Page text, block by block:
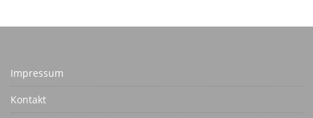
Impressum
Kontakt